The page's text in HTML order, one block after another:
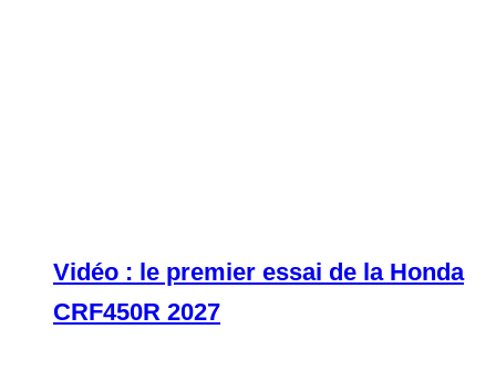
Vidéo : le premier essai de la Honda
CRF450R 2027